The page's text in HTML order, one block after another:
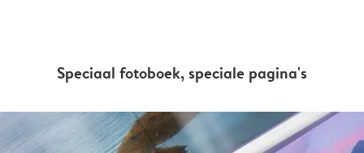
Speciaal fotoboek, speciale pagina's